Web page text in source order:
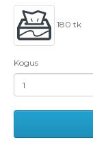
180 tk
Kogus